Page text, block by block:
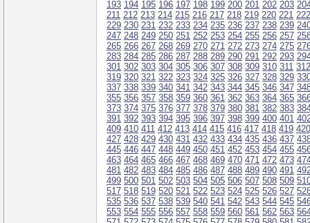
193 194 195 196 197 198 199 200 201 202 203
211 212 213 214 215 216 217 218 219 220 221 222
229 230 231 232 233 234 235 236 237 238 239
247 248 249 250 251 252 253 254 255 256 257
265 266 267 268 269 270 271 272 273 274 275
283 284 285 286 287 288 289 290 291 292 293
301 302 303 304 305 306 307 308 309 310 311 312
319 320 321 322 323 324 325 326 327 328 329
337 338 339 340 341 342 343 344 345 346 347
355 356 357 358 359 360 361 362 363 364 365
373 374 375 376 377 378 379 380 381 382 383
391 392 393 394 395 396 397 398 399 400 401
409 410 411 412 413 414 415 416 417 418 419 420
427 428 429 430 431 432 433 434 435 436 437
445 446 447 448 449 450 451 452 453 454 455
463 464 465 466 467 468 469 470 471 472 473
481 482 483 484 485 486 487 488 489 490 491
499 500 501 502 503 504 505 506 507 508 509
517 518 519 520 521 522 523 524 525 526 527
535 536 537 538 539 540 541 542 543 544 545
553 554 555 556 557 558 559 560 561 562 563